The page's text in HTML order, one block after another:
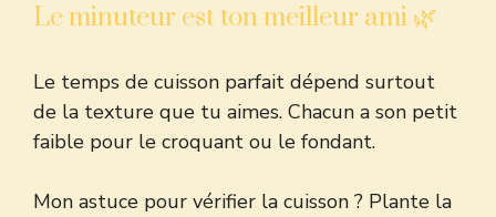
Le minuteur est ton meilleur ami 🌿
Le temps de cuisson parfait dépend surtout
de la texture que tu aimes. Chacun a son petit
faible pour le croquant ou le fondant.
Mon astuce pour vérifier la cuisson ? Plante la